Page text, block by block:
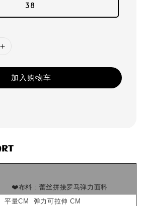
38
加入购物车
❤️布料 : 蕾丝拼接罗马弹力面料
平量CM 弹力可拉伸 CM